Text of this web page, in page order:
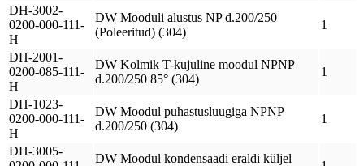
DH-3002-
0200-000-111-
H
DW Mooduli alustus NP d.200/250
(Poleeritud) (304)
1
DH-2001-
0200-085-111-
H
DW Kolmik T-kujuline moodul NPNP
d.200/250 85° (304)
1
DH-1023-
0200-000-111-
H
DW Moodul puhastusluugiga NPNP
d.200/250 (304)
1
DH-3005-
DW Moodul kondensaadi eraldi küljel